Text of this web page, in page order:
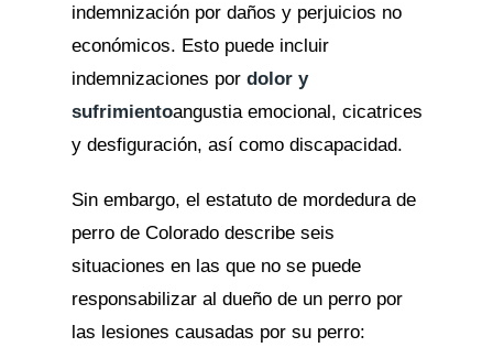
indemnización por daños y perjuicios no
económicos. Esto puede incluir
indemnizaciones por dolor y
sufrimientoangustia emocional, cicatrices
y desfiguración, así como discapacidad.
Sin embargo, el estatuto de mordedura de
perro de Colorado describe seis
situaciones en las que no se puede
responsabilizar al dueño de un perro por
las lesiones causadas por su perro: